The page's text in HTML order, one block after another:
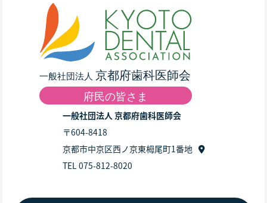
一般社団法人 京都府歯科医師会
〒604-8418
京都市中京区西ノ京東栂尾町1番地
TEL 075-812-8020